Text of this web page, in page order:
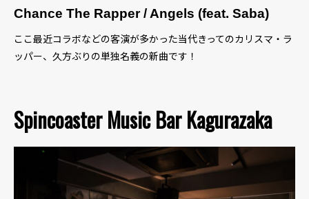
Chance The Rapper / Angels (feat. Saba)
ここ最近コラボなどの客演が多かった当代きってのカリスマ・ラ
ッパー、久方ぶりの単独名義の新曲です！
Spincoaster Music Bar Kagurazaka